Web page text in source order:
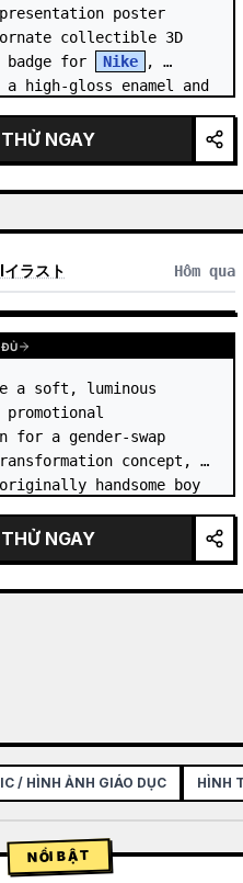
poster
ornate collectible 3D
badge for
Nike
,
a high-gloss enamel and
16:9 white stu…
THỬ NGAY
ラスト Hôm qua
ĐỦ
a soft, luminous
a gender-swap
concept,
handsome boy
the original atmosphere.
THỬ NGAY
/ HÌNH ẢNH GIÁO DỤC HÌNH
NỔI BẬT